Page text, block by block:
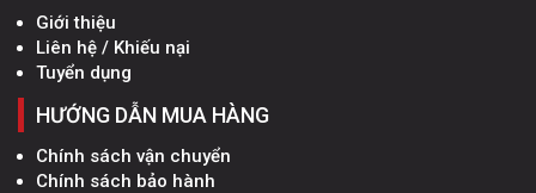
Giới thiệu
Liên hệ / Khiếu nại
Tuyển dụng
HƯỚNG DẪN MUA HÀNG
Chính sách vận chuyển
Chính sách bảo hành